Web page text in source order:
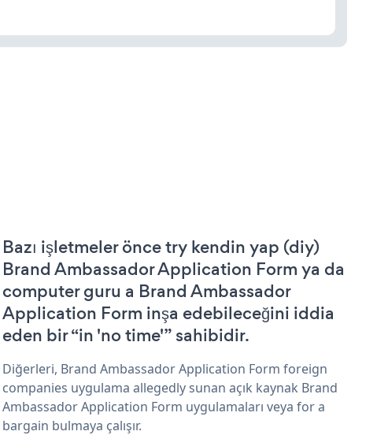
Bazı işletmeler önce try kendin yap (diy)
Brand Ambassador Application Form ya da
computer guru a Brand Ambassador
Application Form inşa edebileceğini iddia
eden bir “in 'no time'” sahibidir.
Diğerleri, Brand Ambassador Application Form foreign
companies uygulama allegedly sunan açık kaynak Brand
Ambassador Application Form uygulamaları veya for a
bargain bulmaya çalışır.